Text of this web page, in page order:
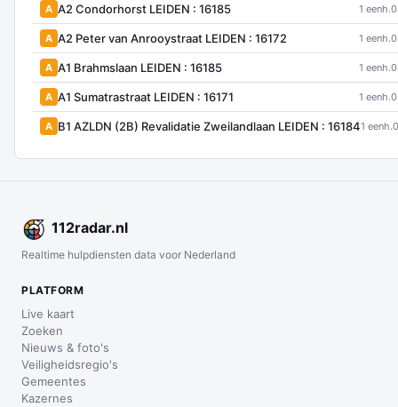
A A2 Condorhorst LEIDEN : 16185 1 eenh.
A A2 Peter van Anrooystraat LEIDEN : 16172 1 eenh.
A A1 Brahmslaan LEIDEN : 16185 1 eenh.
A A1 Sumatrastraat LEIDEN : 16171 1 eenh.
A B1 AZLDN (2B) Revalidatie Zweilandlaan LEIDEN : 161841 eenh.
112radar.nl
Realtime hulpdiensten data voor Nederland
PLATFORM
Live kaart
Zoeken
Nieuws & foto's
Veiligheidsregio's
Gemeentes
Kazernes